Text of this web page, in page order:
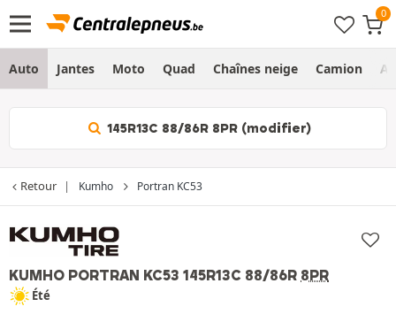
Auto Jantes Moto Quad Chaînes neige Camion
145R13C 88/86R 8PR (modifier)
Retour Kumho Portran KC53
KUMHO PORTRAN KC53 145R13C 88/86R 8PR
Été